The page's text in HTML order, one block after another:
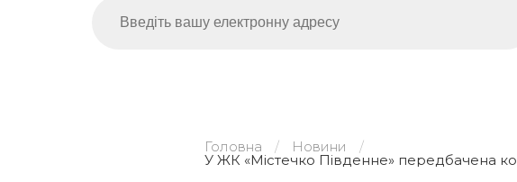
Головна Новини
У ЖК «Містечко Південне» передбачена